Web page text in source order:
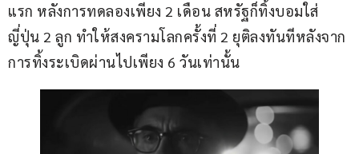
แรก หลังการทดลองเพียง 2 เดือน สหรัฐก็ทิ้งบอมใส่
ญี่ปุ่น 2 ลูก ทำให้สงครามโลกครั้งที่ 2 ยุติลงทันทีหลังจาก
การทิ้งระเบิดผ่านไปเพียง 6 วันเท่านั้น